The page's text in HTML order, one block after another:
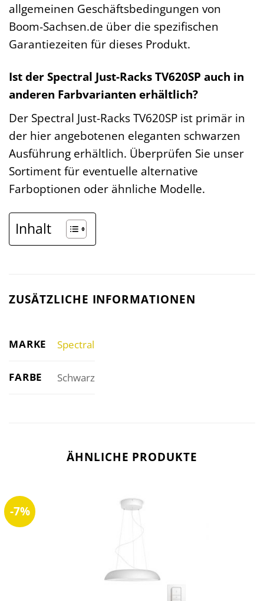
allgemeinen Geschäftsbedingungen von
Boom-Sachsen.de über die spezifischen
Garantiezeiten für dieses Produkt.
Ist der Spectral Just-Racks TV620SP auch in
anderen Farbvarianten erhältlich?
Der Spectral Just-Racks TV620SP ist primär in
der hier angebotenen eleganten schwarzen
Ausführung erhältlich. Überprüfen Sie unser
Sortiment für eventuelle alternative
Farboptionen oder ähnliche Modelle.
Inhalt
ZUSÄTZLICHE INFORMATIONEN
MARKE Spectral
FARBE Schwarz
ÄHNLICHE PRODUKTE
-7%